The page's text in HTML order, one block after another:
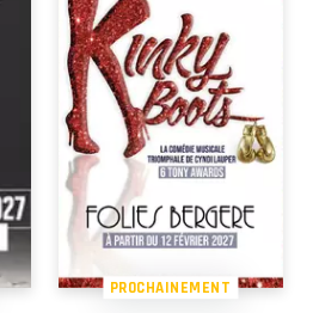
PROCHAINEMENT